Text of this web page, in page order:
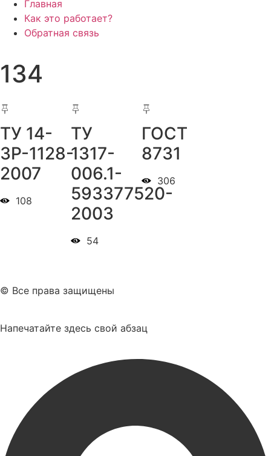
Главная
Как это работает?
Обратная связь
134
ТУ 14-
3Р-1128-
2007
108
ТУ
1317-
006.1-
593377520-
2003
54
ГОСТ
8731
306
© Все права защищены
Напечатайте здесь свой абзац